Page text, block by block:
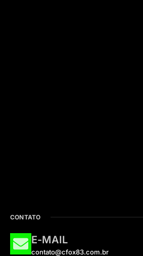
CONTATO
E-MAIL
contato@cfox83.com.br